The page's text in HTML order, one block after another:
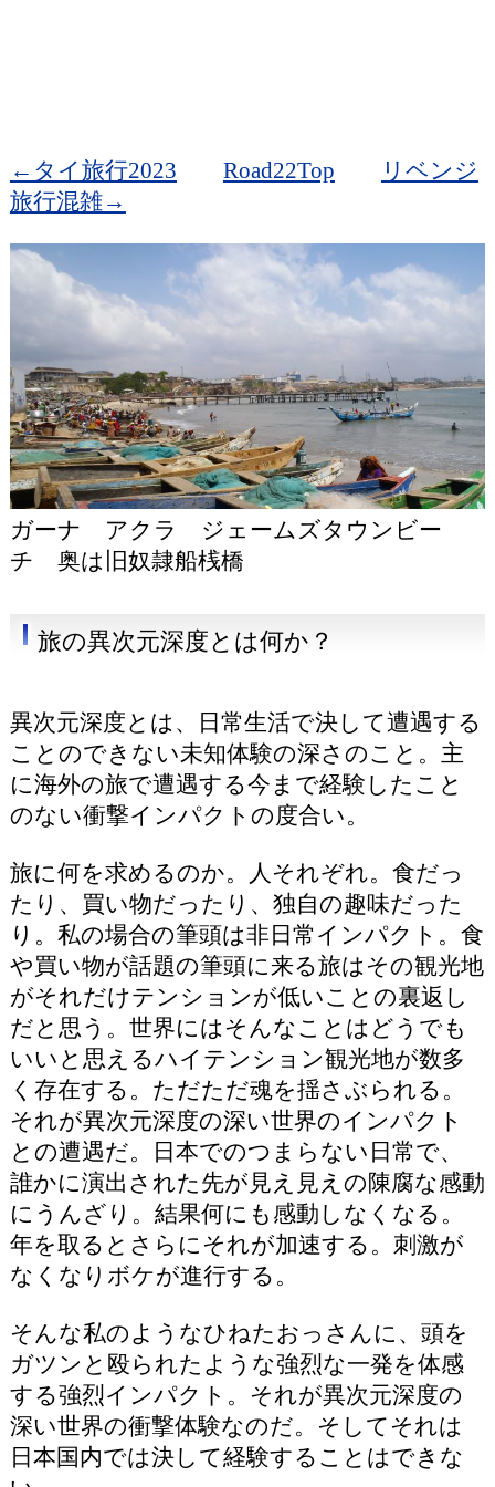
←タイ旅行2023 Road22Top
リベンジ
旅行混雑→
ガーナ アクラ ジェームズタウンビー
チ 奥は旧奴隷船桟橋
旅の異次元深度とは何か？
異次元深度とは、日常生活で決して遭遇する
ことのできない未知体験の深さのこと。主
に海外の旅で遭遇する今まで経験したこと
のない衝撃インパクトの度合い。
旅に何を求めるのか。人それぞれ。食だっ
たり、買い物だったり、独自の趣味だった
り。私の場合の筆頭は非日常インパクト。食
や買い物が話題の筆頭に来る旅はその観光地
がそれだけテンションが低いことの裏返し
だと思う。世界にはそんなことはどうでも
いいと思えるハイテンション観光地が数多
く存在する。ただただ魂を揺さぶられる。
それが異次元深度の深い世界のインパクト
との遭遇だ。日本でのつまらない日常で、
誰かに演出された先が見え見えの陳腐な感動
にうんざり。結果何にも感動しなくなる。
年を取るとさらにそれが加速する。刺激が
なくなりボケが進行する。
そんな私のようなひねたおっさんに、頭を
ガツンと殴られたような強烈な一発を体感
する強烈インパクト。それが異次元深度の
深い世界の衝撃体験なのだ。そしてそれは
日本国内では決して経験することはできな